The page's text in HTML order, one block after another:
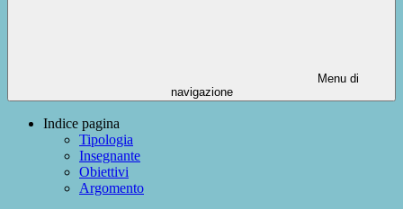
Menu di
navigazione
Indice pagina
Tipologia
Insegnante
Obiettivi
Argomento